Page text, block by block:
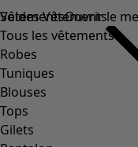
Soldes Vêtements
Tous les vêtements
Robes
Tuniques
Blouses
Tops
Gilets
VêtementsOuvrir le